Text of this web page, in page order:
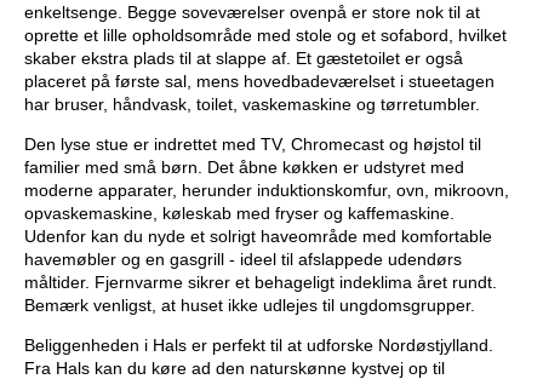
enkeltsenge. Begge soveværelser ovenpå er store nok til at
oprette et lille opholdsområde med stole og et sofabord, hvilket
skaber ekstra plads til at slappe af. Et gæstetoilet er også
placeret på første sal, mens hovedbadeværelset i stueetagen
har bruser, håndvask, toilet, vaskemaskine og tørretumbler.
Den lyse stue er indrettet med TV, Chromecast og højstol til
familier med små børn. Det åbne køkken er udstyret med
moderne apparater, herunder induktionskomfur, ovn, mikroovn,
opvaskemaskine, køleskab med fryser og kaffemaskine.
Udenfor kan du nyde et solrigt haveområde med komfortable
havemøbler og en gasgrill - ideel til afslappede udendørs
måltider. Fjernvarme sikrer et behageligt indeklima året rundt.
Bemærk venligst, at huset ikke udlejes til ungdomsgrupper.
Beliggenheden i Hals er perfekt til at udforske Nordøstjylland.
Fra Hals kan du køre ad den naturskønne kystvej op til